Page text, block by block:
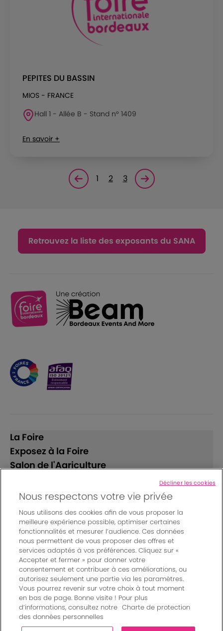
PEPITES DU BASSIN
MIOS - FRANCE
Hall 1 - Allée B - Stand n° 1409
En savoir +
Page précédente
1 2 3 Page suivante<
Retrouvez la liste des exposants du SANA
La Foire
Exposez à la Foire
Salon de l'Agriculture
Suivez-nous
© Bordeaux Events And More | Rue Jean Samazeuilh - CS
20088 - 33070 Bordeaux cedex - France
Mentions légales|
Règlement général des manifestations
Un événement organisé par Bordeaux Events And More
Charte de protection des données personnelles
Nous respectons votre vie privée
Nous utilisons des cookies afin de vous proposer la
meilleure expérience possible, optimiser certaines
fonctionnalités et mesurer l’audience. Ces données
nous permettent de vous proposer des offres et
services adaptés à vos préférences. Cliquez sur «
Accepter et fermer » pour donner votre
consentement et contribuer à ces améliorations, ou
autorisez seulement une partie via les paramètres.
Vous pourrez revenir sur votre choix à tout moment
en bas de page. Bonne visite ! Pour plus
d’informations, consultez notre Charte de protection
des données personnelles
Décliner les cookies